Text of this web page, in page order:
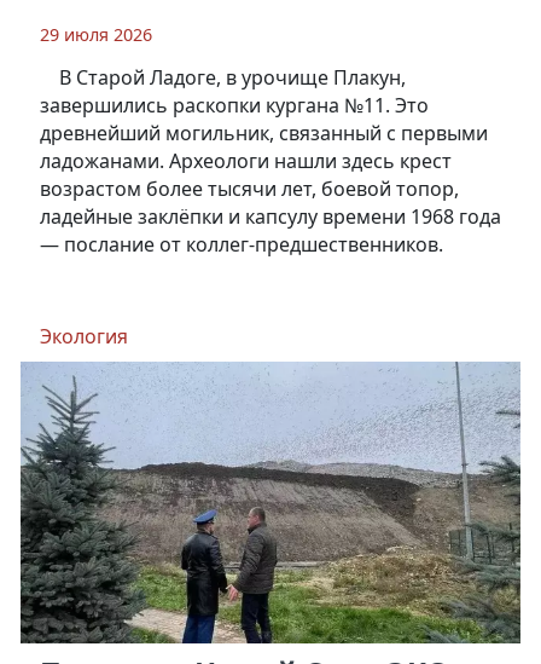
29 июля 2026
В Старой Ладоге, в урочище Плакун,
завершились раскопки кургана №11. Это
древнейший могильник, связанный с первыми
ладожанами. Археологи нашли здесь крест
возрастом более тысячи лет, боевой топор,
ладейные заклёпки и капсулу времени 1968 года
— послание от коллег-предшественников.
Экология